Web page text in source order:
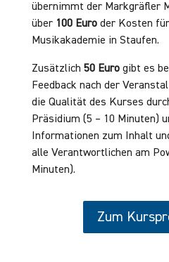
übernimmt der Markgräfler
über 100 Euroder Kosten
Musikakademie in Staufen.
Zusätzlich 50 Eurogibt es
Feedback nach der
die Qualität des Kurses
Präsidium (5 – 10 Minuten)
Informationen zum Inhalt
alle Verantwortlichen am
Minuten).
Zum